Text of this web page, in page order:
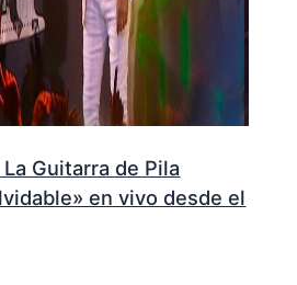
Guitarra de Pila
en vivo desde el